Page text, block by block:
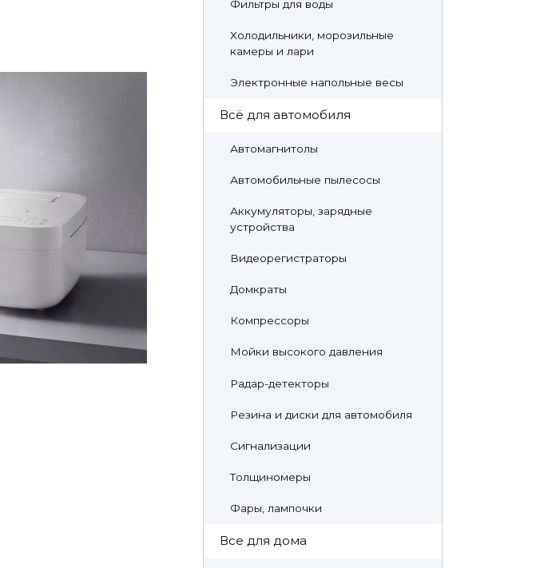
Фильтры для воды
Холодильники, морозильные
камеры и лари
Электронные напольные весы
Всё для автомобиля
Автомагнитолы
Автомобильные пылесосы
Аккумуляторы, зарядные
устройства
Видеорегистраторы
Домкраты
Компрессоры
Мойки высокого давления
Радар-детекторы
Резина и диски для автомобиля
Сигнализации
Толщиномеры
Фары, лампочки
Все для дома